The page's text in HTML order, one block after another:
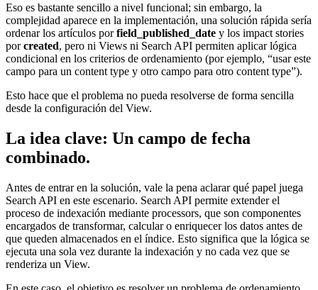
Eso es bastante sencillo a nivel funcional; sin embargo, la
complejidad aparece en la implementación, una solución rápida sería
ordenar los artículos porfield_published_date y los impact stories
porcreated, pero ni Views ni Search API permiten aplicar lógica
condicional en los criterios de ordenamiento (por ejemplo, “usar este
campo para un content type y otro campo para otro content type”).
Esto hace que el problema no pueda resolverse de forma sencilla
desde la configuración del View.
La idea clave: Un campo de fecha
combinado.
Antes de entrar en la solución, vale la pena aclarar qué papel juega
Search API en este escenario. Search API permite extender el
proceso de indexación mediante processors, que son componentes
encargados de transformar, calcular o enriquecer los datos antes de
que queden almacenados en el índice. Esto significa que la lógica se
ejecuta una sola vez durante la indexación y no cada vez que se
renderiza un View.